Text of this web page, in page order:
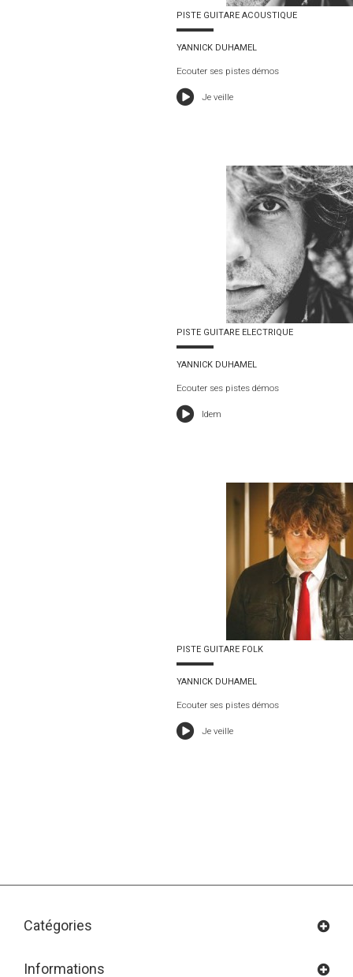
PISTE GUITARE ACOUSTIQUE
YANNICK DUHAMEL
Ecouter ses pistes démos
Je veille
PISTE GUITARE ELECTRIQUE
YANNICK DUHAMEL
Ecouter ses pistes démos
Idem
PISTE GUITARE FOLK
YANNICK DUHAMEL
Ecouter ses pistes démos
Je veille
Catégories
Informations